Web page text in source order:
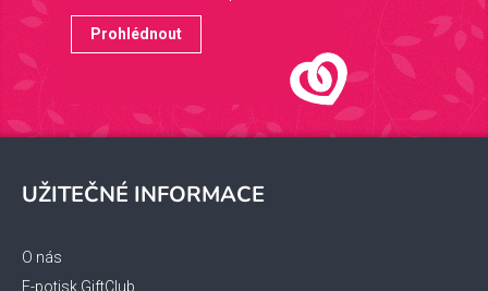
Prohlédnout
UŽITEČNÉ INFORMACE
O nás
E-potisk GiftClub